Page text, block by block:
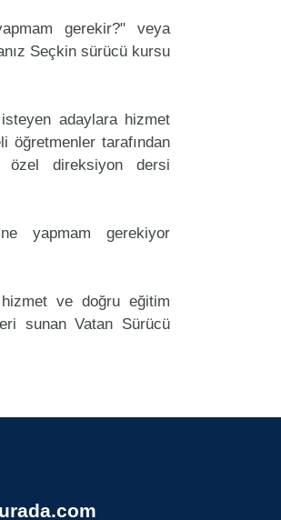
gerekir?" veya
Seçkin sürücü kursu
adaylara hizmet
öğretmenler tarafından
direksiyon dersi
yapmam gerekiyor
hizmet ve doğru eğitim
sunan Vatan Sürücü